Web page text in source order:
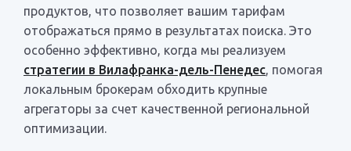
продуктов, что позволяет вашим тарифам
отображаться прямо в результатах поиска. Это
особенно эффективно, когда мы реализуем
стратегии в Вилафранка-дель-Пенедес, помогая
локальным брокерам обходить крупные
агрегаторы за счет качественной региональной
оптимизации.